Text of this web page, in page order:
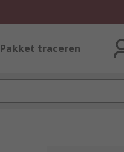
Pakket traceren